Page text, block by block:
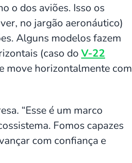
o dos aviões. Isso os
no jargão aeronáutico)
Alguns modelos fazem
(caso do V-22
move horizontalmente com
“Esse é um marco
Fomos capazes
com confiança e